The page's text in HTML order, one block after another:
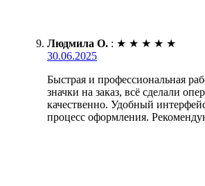
Людмила О. : ★ ★ ★ ★ ★
30.06.2025
Быстрая и профессиональная
значки на заказ, всё сделали
качественно. Удобный
процесс оформления.